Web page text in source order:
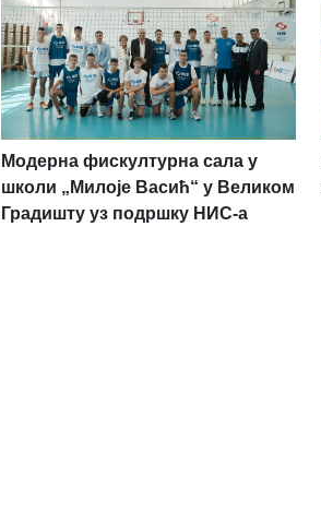
Модерна фискултурна сала у
школи „Милоје Васић“ у Великом
Градишту уз подршку НИС-а